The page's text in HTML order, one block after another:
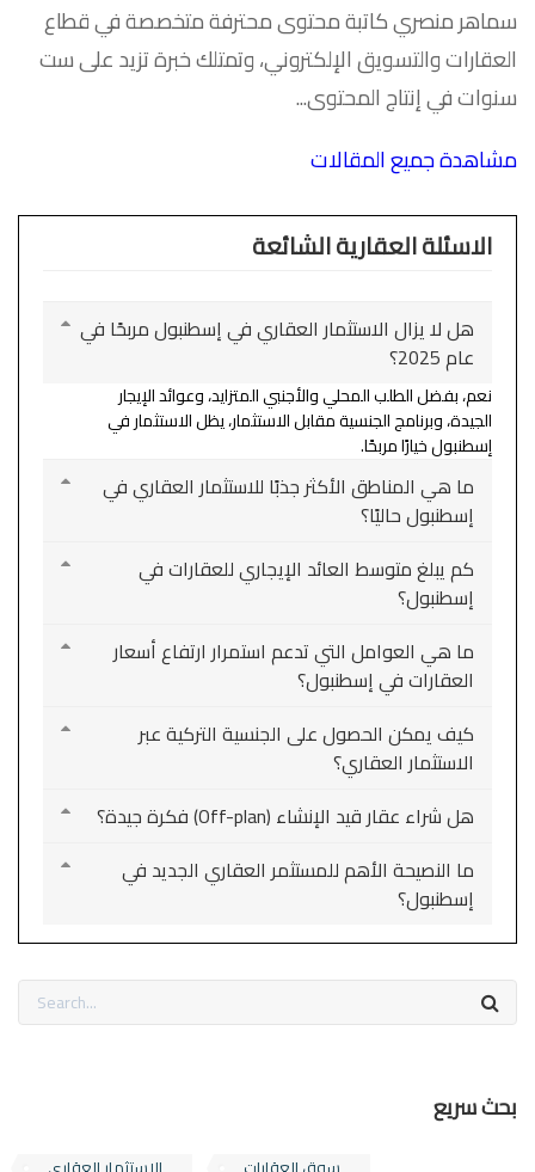
سماهر منصري كاتبة محتوى محترفة متخصصة في قطاع
العقارات والتسويق الإلكتروني، وتمتلك خبرة تزيد على ست
سنوات في إنتاج المحتوى...
مشاهدة جميع المقالات
الاسئلة العقارية الشائعة
هل لا يزال الاستثمار العقاري في إسطنبول مربحًا في
عام 2025؟
نعم، بفضل الطلب المحلي والأجنبي المتزايد، وعوائد الإيجار
الجيدة، وبرنامج الجنسية مقابل الاستثمار، يظل الاستثمار في
إسطنبول خيارًا مربحًا.
ما هي المناطق الأكثر جذبًا للاستثمار العقاري في
إسطنبول حاليًا؟
كم يبلغ متوسط العائد الإيجاري للعقارات في
إسطنبول؟
ما هي العوامل التي تدعم استمرار ارتفاع أسعار
العقارات في إسطنبول؟
كيف يمكن الحصول على الجنسية التركية عبر
الاستثمار العقاري؟
هل شراء عقار قيد الإنشاء (Off-plan) فكرة جيدة؟
ما النصيحة الأهم للمستثمر العقاري الجديد في
إسطنبول؟
بحث سريع